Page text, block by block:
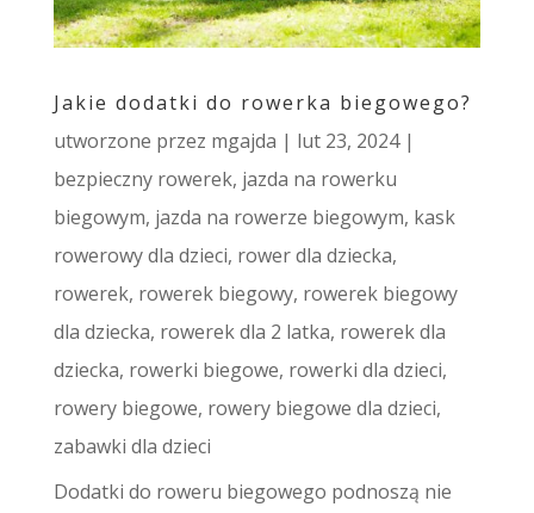
Jakie dodatki do rowerka biegowego?
utworzone przez mgajda | lut 23, 2024|
bezpieczny rowerek, jazda na rowerku
biegowym, jazda na rowerze biegowym, kask
rowerowy dla dzieci, rower dla dziecka,
rowerek, rowerek biegowy, rowerek biegowy
dla dziecka, rowerek dla 2 latka, rowerek dla
dziecka, rowerki biegowe, rowerki dla dzieci,
rowery biegowe, rowery biegowe dla dzieci,
zabawki dla dzieci
Dodatki do roweru biegowego podnoszą nie